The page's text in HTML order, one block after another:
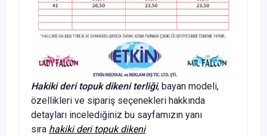
Hakiki deri topuk dikeni terliği, bayan modeli,
özellikleri ve sipariş seçenekleri hakkında
detayları incelediğiniz bu sayfamızın yanı
sıra hakiki deri topuk dikeni